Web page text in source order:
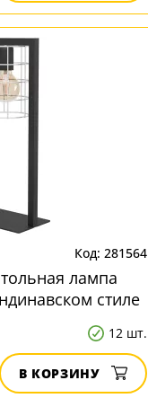
281564
лампа
стиле
12 шт.
В КОРЗИНУ